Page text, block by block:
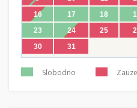
16
17 18
23
24 25
30
31
Slobodno